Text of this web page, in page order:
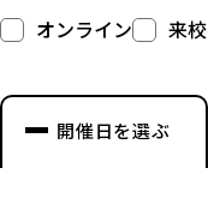
オンライン 来校
開催日を選ぶ